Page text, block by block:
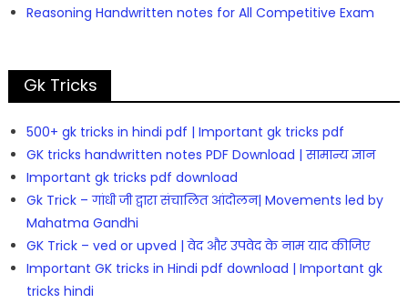
Reasoning Handwritten notes for All Competitive Exam
Gk Tricks
500+ gk tricks in hindi pdf | Important gk tricks pdf
GK tricks handwritten notes PDF Download | सामान्य ज्ञान
Important gk tricks pdf download
Gk Trick – गांधी जी द्वारा संचालित आंदोलन| Movements led by
Mahatma Gandhi
GK Trick – ved or upved | वेद और उपवेद के नाम याद कीजिए
Important GK tricks in Hindi pdf download | Important gk
tricks hindi